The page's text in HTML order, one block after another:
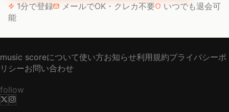
1分で登録 メールでOK・クレカ不要
いつでも退会可
能
music scoreについて使い方お知らせ利用規約プライバシーポ
リシーお問い合わせ
follow